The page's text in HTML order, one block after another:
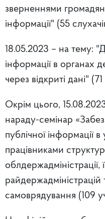
зверненнями
інформації" (55
18.05.2023 – на тему:
інформації в органах
через відкриті дані"
Окрім цього,
нараду-семінар
публічної інформації
працівниками
облдержадміністрації,
райдержадміністрацій
самоврядування (109